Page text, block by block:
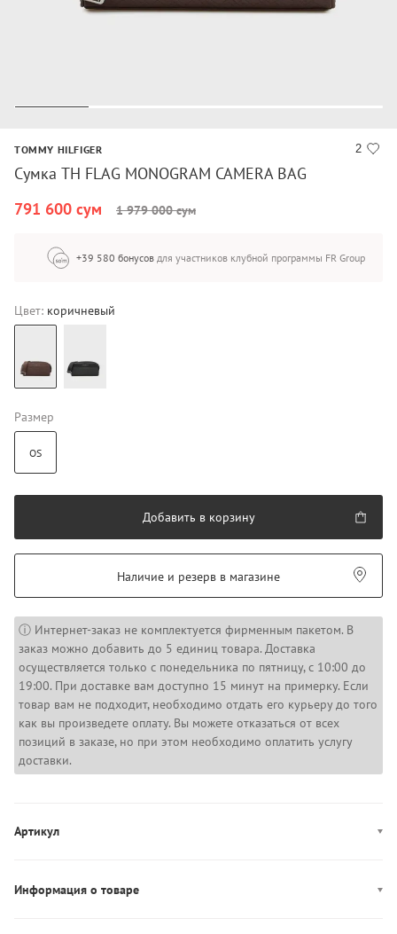
2
TOMMY HILFIGER
Сумка TH FLAG MONOGRAM CAMERA BAG
791 600 сум
1 979 000 сум
+39 580 бонусов для участников клубной программы FR Group
Цвет: коричневый
Размер
OS
Добавить в корзину
Наличие и резерв в магазине
ⓘ Интернет-заказ не комплектуется фирменным пакетом. В
заказ можно добавить до 5 единиц товара. Доставка
осуществляется только с понедельника по пятницу, с 10:00 до
19:00. При доставке вам доступно 15 минут на примерку. Если
товар вам не подходит, необходимо отдать его курьеру до того
как вы произведете оплату. Вы можете отказаться от всех
позиций в заказе, но при этом необходимо оплатить услугу
доставки.
Артикул
Информация о товаре